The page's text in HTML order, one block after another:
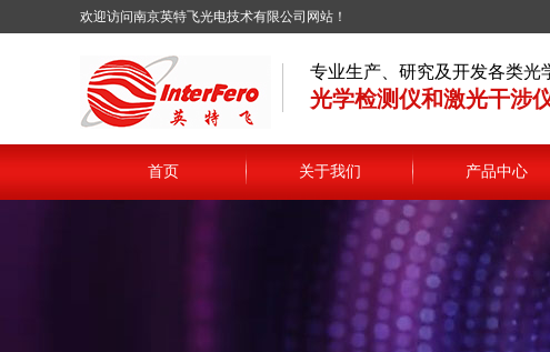
欢迎访问南京英特飞光电技术有限公司网站！
专业生产、研究及开发各类光
光学检测仪和激光干涉
首页 关于我们 产品中心